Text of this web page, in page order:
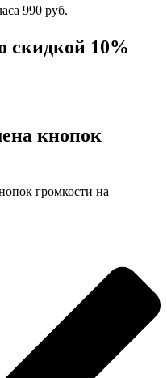
990 руб.
скидкой 10%
кнопок
громкости на